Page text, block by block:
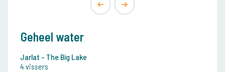
Geheel water
Jarlat - The Big Lake
4 vissers